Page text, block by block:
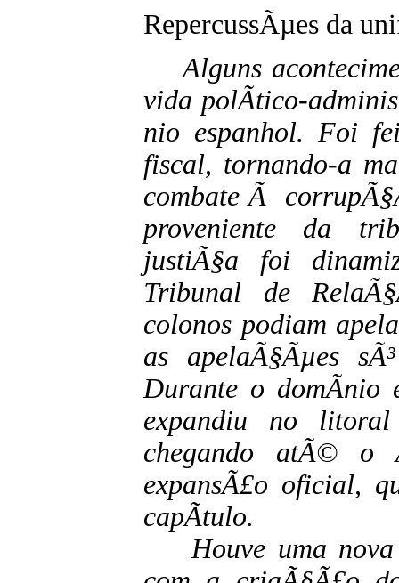
RepercussÃµes da
Alguns
vida polÃ­tico-
nio espanhol. Foi
fiscal, tornando-a
combate Ã
proveniente da
justiÃ§a foi
Tribunal de
colonos podiam
as apelaÃ§Ãµes
Durante o domÃ­nio
expandiu no
chegando atÃ© o
expansÃ£o oficial,
capÃ­tulo.
Houve uma nova